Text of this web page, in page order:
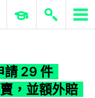
ERP 與商業 AI
請 29 件
，並額外賠